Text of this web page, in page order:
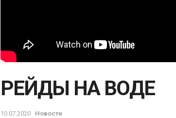
РЕЙДЫ НА ВОДЕ
10.07.2020 Новости